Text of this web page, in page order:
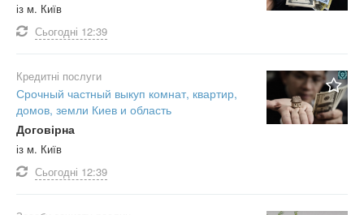
із м. Київ
Сьогодні 12:39
Кредитні послуги
Срочный частный выкуп комнат, квартир,
домов, земли Киев и область
Договірна
із м. Київ
Сьогодні 12:39